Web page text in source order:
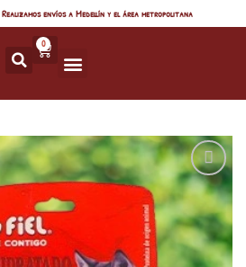
Realizamos envíos a Medellín y el área metropolitana
0
Añadir
a la
lista
de
deseos